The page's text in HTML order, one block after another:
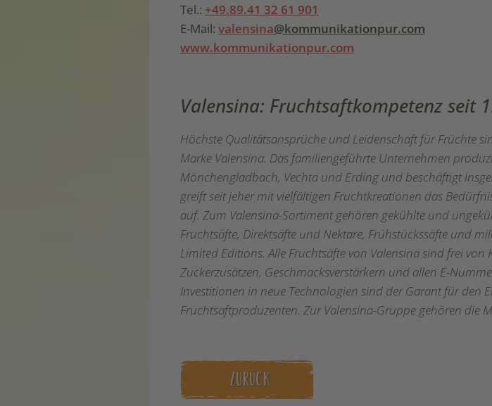
Tel.: +49.89.41 32 61 901
E-Mail: valensina@kommunikationpur.com
www.kommunikationpur.com
Valensina: Fruchtsaftkompetenz seit
Höchste Qualitätsansprüche und Leidenschaft für Früchte
Marke Valensina. Das familiengeführte Unternehmen
Mönchengladbach, Vechta und Erding und beschäftigt
greift seit jeher mit vielfältigen Fruchtkreationen das
auf. Zum Valensina-Sortiment gehören gekühlte und
Fruchtsäfte, Direktsäfte und Nektare, Frühstückssäfte und
Limited Editions. Alle Fruchtsäfte von Valensina sind frei von
Zuckerzusätzen, Geschmacksverstärkern und allen E-
Investitionen in neue Technologien sind der Garant für den
Fruchtsaftproduzenten. Zur Valensina-Gruppe gehören die
ZURÜCK